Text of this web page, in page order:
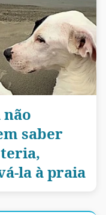
saber
la à praia